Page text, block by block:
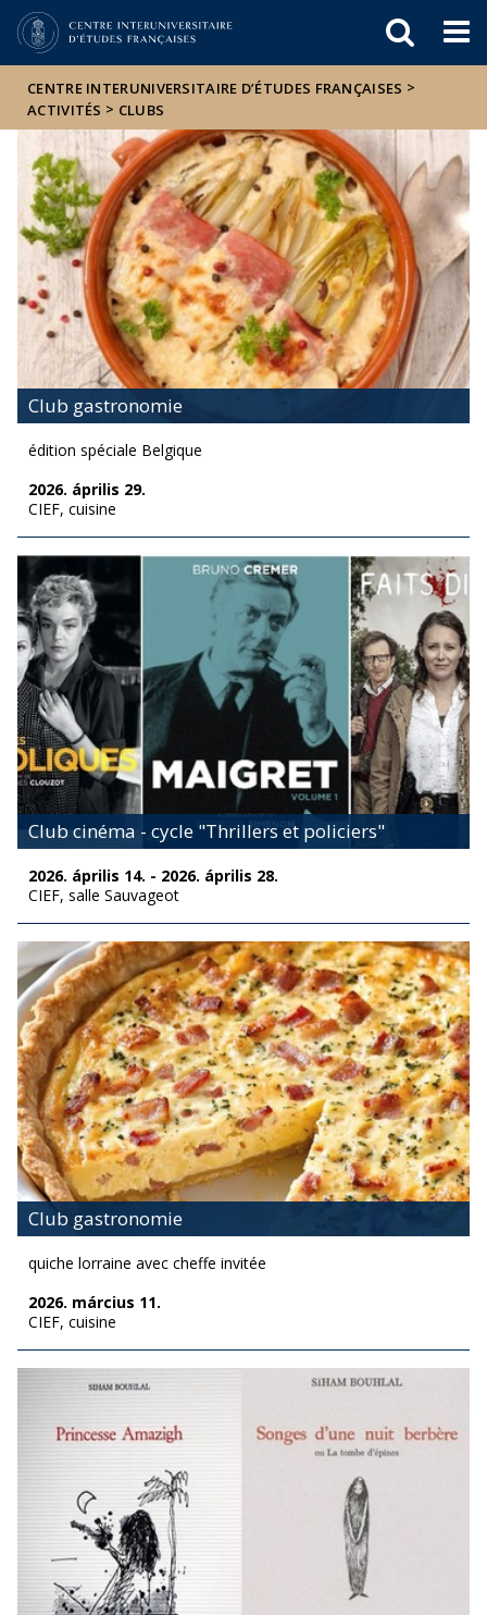
Hírek
Események
ELTE a
sajtóban
CENTRE INTERUNIVERSITAIRE D’ÉTUDES FRANÇAISES >
ACTIVITÉS > CLUBS
Club gastronomie
édition spéciale Belgique
2026. április 29.
CIEF, cuisine
Club cinéma - cycle "Thrillers et policiers"
2026. április 14. - 2026. április 28.
CIEF, salle Sauvageot
Club gastronomie
quiche lorraine avec cheffe invitée
2026. március 11.
CIEF, cuisine